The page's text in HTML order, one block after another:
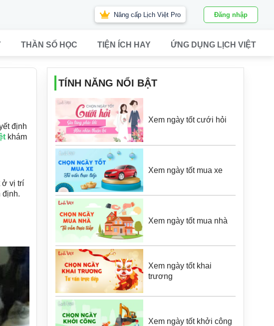
Nâng cấp Lịch Việt Pro Đăng nhập
THẦN SỐ HỌC TIỆN ÍCH HAY ỨNG DỤNG LỊCH VIỆT
định
khám
ở vị trí
định.
TÍNH NĂNG NỔI BẬT
Xem ngày tốt cưới hỏi
Xem ngày tốt mua xe
Xem ngày tốt mua nhà
Xem ngày tốt khai
trương
Xem ngày tốt khởi công